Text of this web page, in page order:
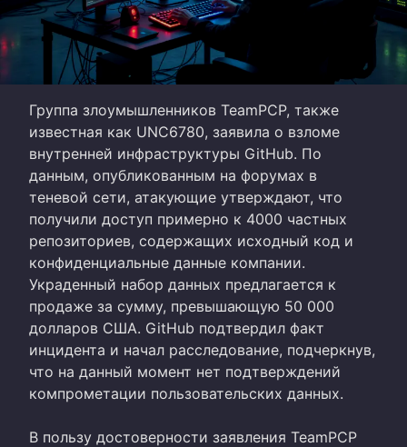
Группа злоумышленников TeamPCP, также
известная как UNC6780, заявила о взломе
внутренней инфраструктуры GitHub. По
данным, опубликованным на форумах в
теневой сети, атакующие утверждают, что
получили доступ примерно к 4000 частных
репозиториев, содержащих исходный код и
конфиденциальные данные компании.
Украденный набор данных предлагается к
продаже за сумму, превышающую 50 000
долларов США. GitHub подтвердил факт
инцидента и начал расследование, подчеркнув,
что на данный момент нет подтверждений
компрометации пользовательских данных.
В пользу достоверности заявления TeamPCP